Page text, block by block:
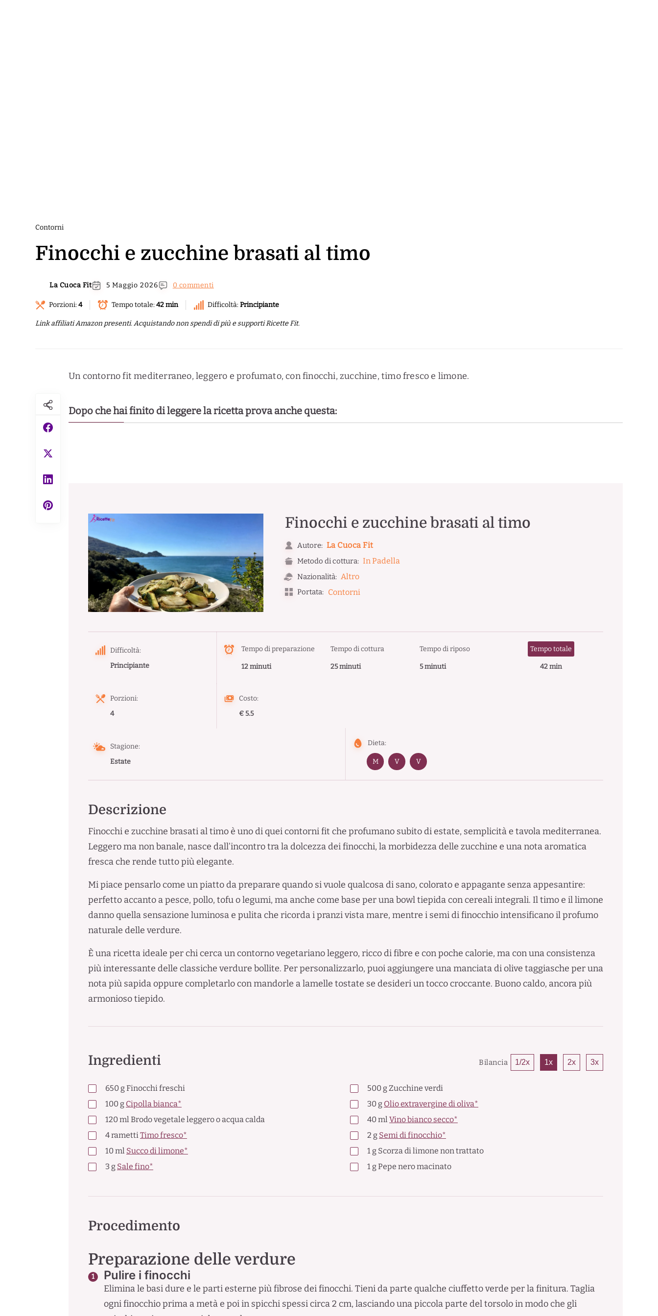
Contorni
Finocchi e zucchine brasati al timo
La Cuoca Fit 5 Maggio 2026 0 commenti
Porzioni:4 Tempo totale:42 min Difficoltà:Principiante
Link affiliati Amazon presenti. Acquistando non spendi di più e supporti Ricette Fit.
Un contorno fit mediterraneo, leggero e profumato, con finocchi, zucchine, timo fresco e limone.
Dopo che hai finito di leggere la ricetta prova anche questa:
Finocchi e zucchine brasati al timo
Autore: La Cuoca Fit
Metodo di cottura: In Padella
Nazionalità: Altro
Portata: Contorni
Difficoltà:
Principiante
Tempo di preparazione
12 minuti
Tempo di cottura
25 minuti
Tempo di riposo
5 minuti
Tempo totale
42 min
Porzioni:
4
Costo:
€ 5.5
Stagione:
Estate
Dieta:
M V V
Descrizione
Finocchi e zucchine brasati al timo è uno di quei contorni fit che profumano subito di estate, semplicità e tavola mediterranea.
Leggero ma non banale, nasce dall’incontro tra la dolcezza dei finocchi, la morbidezza delle zucchine e una nota aromatica
fresca che rende tutto più elegante.
Mi piace pensarlo come un piatto da preparare quando si vuole qualcosa di sano, colorato e appagante senza appesantire:
perfetto accanto a pesce, pollo, tofu o legumi, ma anche come base per una bowl tiepida con cereali integrali. Il timo e il limone
danno quella sensazione luminosa e pulita che ricorda i pranzi vista mare, mentre i semi di finocchio intensificano il profumo
naturale delle verdure.
È una ricetta ideale per chi cerca un contorno vegetariano leggero, ricco di fibre e con poche calorie, ma con una consistenza
più interessante delle classiche verdure bollite. Per personalizzarlo, puoi aggiungere una manciata di olive taggiasche per una
nota più sapida oppure completarlo con mandorle a lamelle tostate se desideri un tocco croccante. Buono caldo, ancora più
armonioso tiepido.
Ingredienti Bilancia 1/2x 1x 2x 3x
650 gFinocchi freschi 500 gZucchine verdi
100 g Cipolla bianca* 30 g Olio extravergine di oliva*
120mlBrodo vegetale leggero o acqua calda 40mlVino bianco secco*
4ramettiTimo fresco* 2 g Semi di finocchio*
10ml Succo di limone* 1 g Scorza di limone non trattato
3 g Sale fino* 1 gPepe nero macinato
Procedimento
Preparazione delle verdure
Pulire i finocchi
Elimina le basi dure e le parti esterne più fibrose dei finocchi. Tieni da parte qualche ciuffetto verde per la finitura. Taglia
ogni finocchio prima a metà e poi in spicchi spessi circa 2 cm, lasciando una piccola parte del torsolo in modo che gli